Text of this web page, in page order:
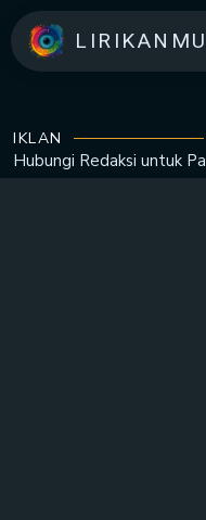
LIRIKANMU
IKLAN
Hubungi Redaksi untuk